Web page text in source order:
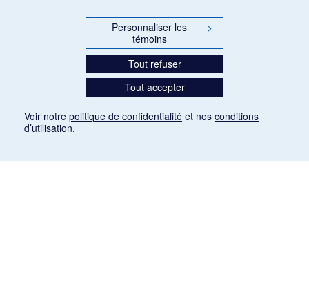
Personnaliser les
témoins
>
Tout refuser
Tout accepter
Voir notre politique de confidentialité et nos conditions
d’utilisation.